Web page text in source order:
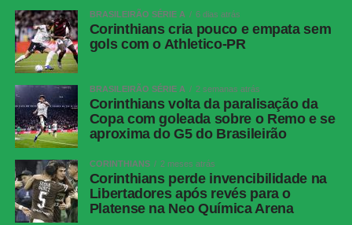
Alberto (Rodrigo Garro)) e Lingard. Técnico:
Fernando Diniz.
Athletico-
PR
(Léo Derik); Leozinho (Dudu), Viveros (Rivaldo)
e Mendoza (João Cruz). Técnico: Odair
Hellmann.
Palmeiras inicia preparação para jogo de volta
contra o Fortaleza; Gómez treina no gramado e
Paulinho vira preocupação
BRASILEIRÃO SÉRIE A 6 dias atrás
Corinthians cria pouco e empata sem
gols com o Athletico-PR
BRASILEIRÃO SÉRIE A 2 semanas atrás
Corinthians volta da paralisação da
Copa com goleada sobre o Remo e se
aproxima do G5 do Brasileirão
CORINTHIANS 2 meses atrás
Corinthians perde invencibilidade na
Libertadores após revés para o
Platense na Neo Química Arena